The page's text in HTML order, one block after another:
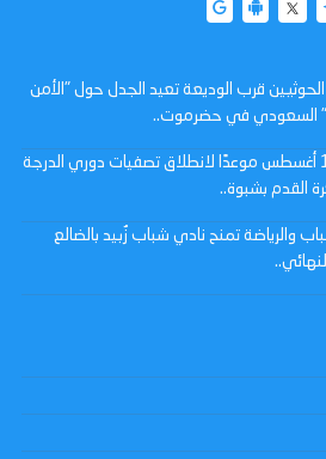
قرب الوديعة تعيد الجدل حول "الأمن
السعودي في حضرموت..
رسميًا 15 أغسطس موعدًا لانطلاق تصفيات دوري الدرجة
القدم بشبوة..
والرياضة تمنح نادي شباب زُبيد بالضالع